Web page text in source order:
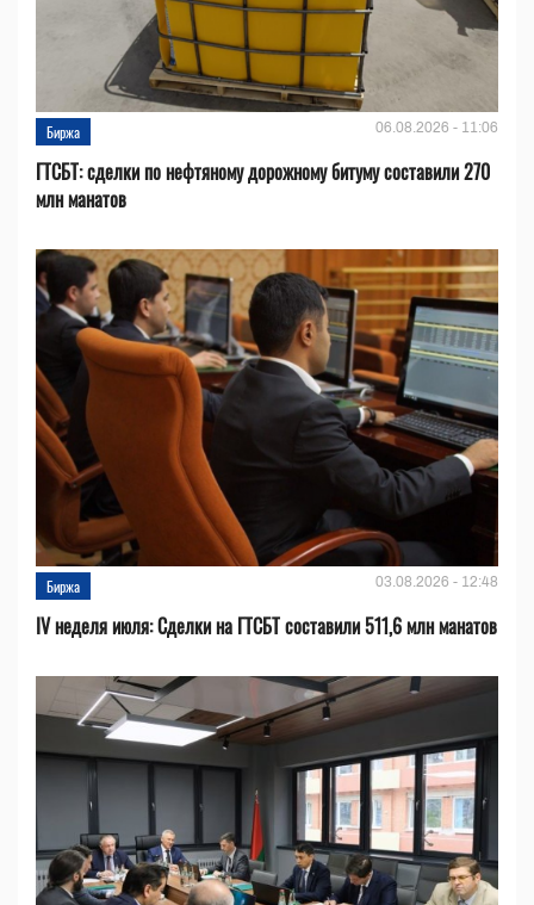
Биржа 06.08.2026 - 11:06
ГТСБТ: сделки по нефтяному дорожному битуму составили 270
млн манатов
Биржа 03.08.2026 - 12:48
IV неделя июля: Сделки на ГТСБТ составили 511,6 млн манатов